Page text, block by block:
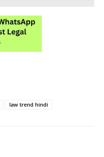
law trend hindi